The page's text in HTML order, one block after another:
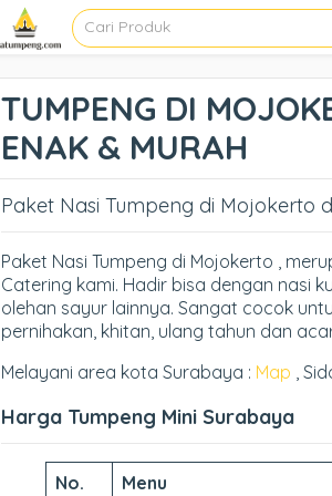
TUMPENG DI
ENAK & MURAH
Paket Nasi Tumpeng di Mojokerto
Paket Nasi Tumpeng di Mojokerto ,
Catering kami. Hadir bisa dengan nasi
olehan sayur lainnya. Sangat cocok
pernihakan, khitan, ulang tahun dan
Melayani area kota Surabaya : Map ,
Harga Tumpeng Mini Surabaya
No. Menu